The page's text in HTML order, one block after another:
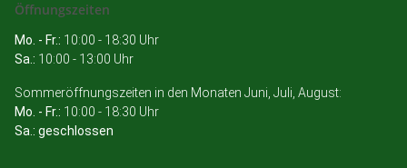
Öffnungszeiten
Mo. - Fr.: 10:00 - 18:30 Uhr
Sa.: 10:00 - 13:00 Uhr
Sommeröffnungszeiten in den Monaten Juni, Juli, August:
Mo. - Fr.: 10:00 - 18:30 Uhr
Sa.: geschlossen